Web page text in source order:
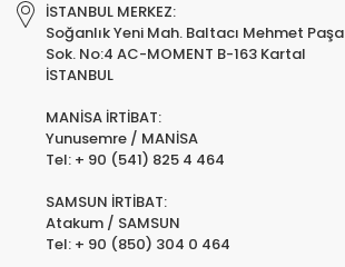
İSTANBUL MERKEZ:
Soğanlık Yeni Mah. Baltacı Mehmet Paşa
Sok. No:4 AC-MOMENT B-163 Kartal
İSTANBUL
MANİSA İRTİBAT:
Yunusemre / MANİSA
Tel: + 90 (541) 825 4 464
SAMSUN İRTİBAT:
Atakum / SAMSUN
Tel: + 90 (850) 304 0 464